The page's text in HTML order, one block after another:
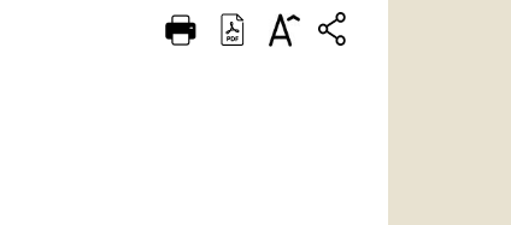
FRANÇAIS